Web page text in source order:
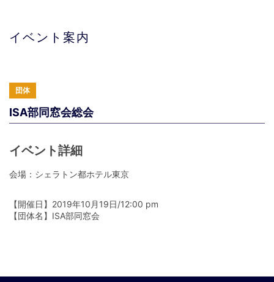
イベント案内
団体
ISA部同窓会総会
イベント詳細
会場：シェラトン都ホテル東京
【開催日】2019年10月19日/12:00 pm
【団体名】ISA部同窓会